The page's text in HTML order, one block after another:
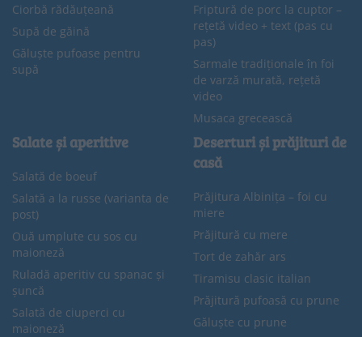
Ciorbă rădăuțeană
Supă de găină
Găluște pufoase pentru
supă
Friptură de porc la cuptor –
rețetă video + text (pas cu
pas)
Sarmale tradiționale în foi
de varză murată, rețetă
video
Musaca grecească
Salate și aperitive
Salată de boeuf
Salată a la russe (varianta de
post)
Ouă umplute cu sos cu
maioneză
Ruladă aperitiv cu spanac și
șuncă
Salată de ciuperci cu
maioneză
Deserturi și prăjituri de
casă
Prăjitura Albinița – foi cu
miere
Prăjitură cu mere
Tort de zahăr ars
Tiramisu clasic italian
Prăjitură pufoasă cu prune
Găluște cu prune